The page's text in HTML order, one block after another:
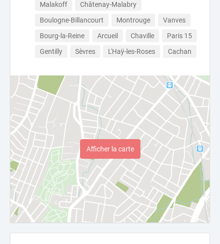
Malakoff
Châtenay-Malabry
Boulogne-Billancourt
Montrouge
Vanves
Bourg-la-Reine
Arcueil Chaville
Paris 15
Gentilly
Sèvres L'Haÿ-les-Roses Cachan
Afficher la carte